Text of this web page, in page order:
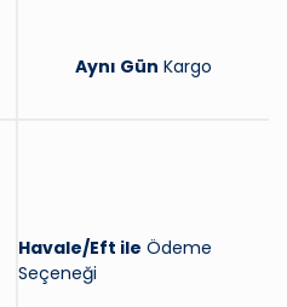
Aynı Gün Kargo
Havale/Eft ile Ödeme
Seçeneği